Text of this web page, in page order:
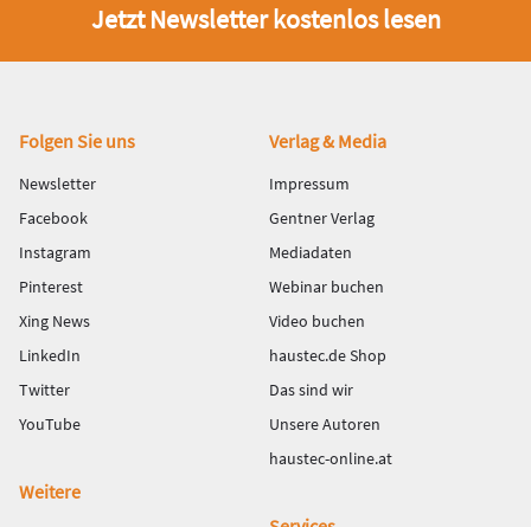
Jetzt Newsletter kostenlos lesen
Fußbereich
Folgen Sie uns
Newsletter
Facebook
Instagram
Pinterest
Xing News
LinkedIn
Twitter
YouTube
Verlag & Media
Impressum
Gentner Verlag
Mediadaten
Webinar buchen
Video buchen
haustec.de Shop
Das sind wir
Unsere Autoren
haustec-online.at
Weitere